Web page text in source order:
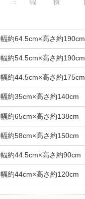
幅約64.5cm×高さ約190cm
幅約54.5cm×高さ約190cm
幅約44.5cm×高さ約175cm
幅約35cm×高さ約140cm
幅約65cm×高さ約138cm
幅約58cm×高さ約150cm
幅約44.5cm×高さ約90cm
幅約44cm×高さ約120cm